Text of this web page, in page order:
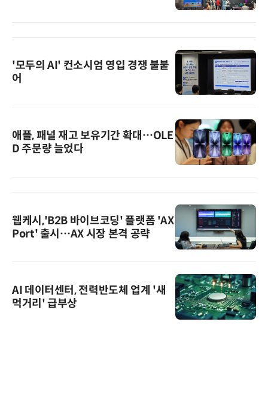
'모두의 AI' 컨소시엄 영입 경쟁 불붙
어
애플, 패널 재고 보유기간 확대…OLE
D 주문량 늘었다
웹케시,'B2B 바이브코딩' 플랫폼 'AX
Port' 출시…AX 시장 본격 공략
AI 데이터센터, 전력반도체 업계 '새
먹거리' 급부상